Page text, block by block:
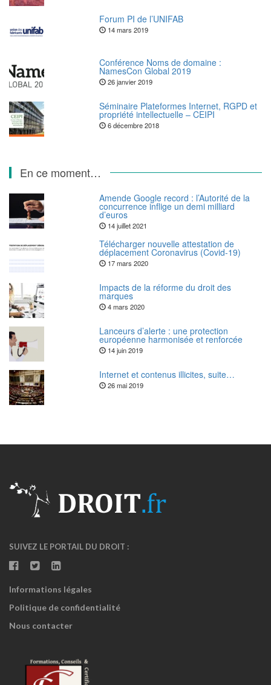
Forum PI de l’UNIFAB
14 mars 2019
Conférence Noms de domaine :
NamesCon Global 2019
26 janvier 2019
Séminaire Plateformes Internet, RGPD et
propriété intellectuelle – CEIPI
6 décembre 2018
En ce moment…
Amende Google record : l’Autorité de la
concurrence inflige un demi milliard
d’euros
14 juillet 2021
Télécharger nouvelle attestation de
déplacement Coronavirus (Covid-19)
17 mars 2020
Impacts de la réforme du droit des
marques
4 mars 2020
Lanceurs d’alerte : une protection
européenne harmonisée et renforcée
14 juin 2019
Internet et contenus illicites, suite…
26 mai 2019
SUIVEZ LE PORTAIL DU DROIT :
Informations légales
Politique de confidentialité
Nous contacter